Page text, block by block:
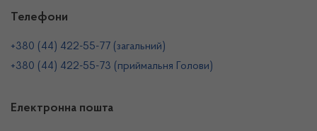
Телефони
+380 (44) 422-55-77 (загальний)
+380 (44) 422-55-73 (приймальня Голови)
Електронна пошта